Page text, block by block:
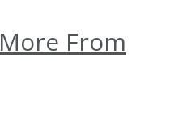
More From